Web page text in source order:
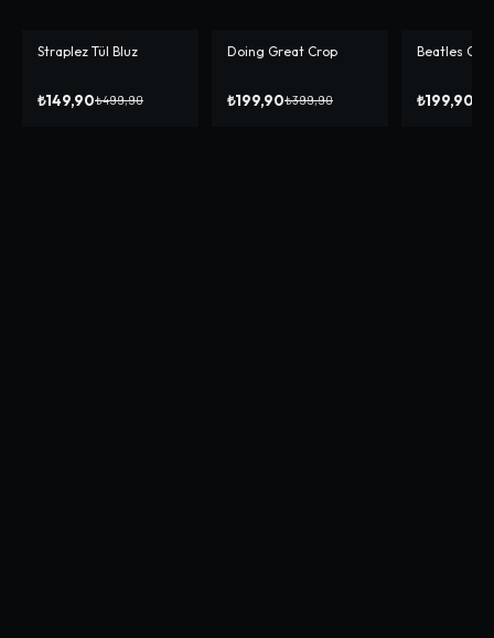
-%70
Straplez Tül Bluz
₺149,90₺499,90
-%50
Doing Great Crop
₺199,90₺399,90
-%50
Beatles
₺199,90